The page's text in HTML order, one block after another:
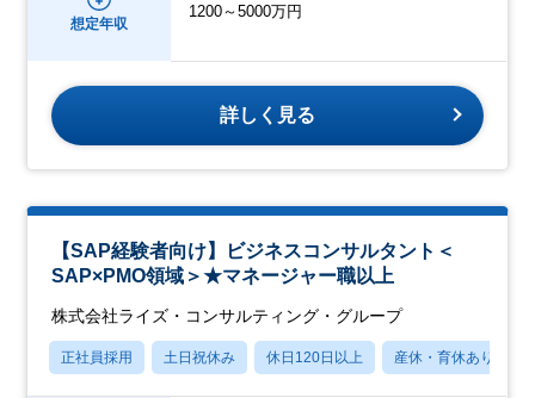
想定年収
1200～5000万円
詳しく見る
【SAP経験者向け】ビジネスコンサルタント＜
SAP×PMO領域＞★マネージャー職以上
株式会社ライズ・コンサルティング・グループ
正社員採用 土日祝休み 休日120日以上 産休・育休あり